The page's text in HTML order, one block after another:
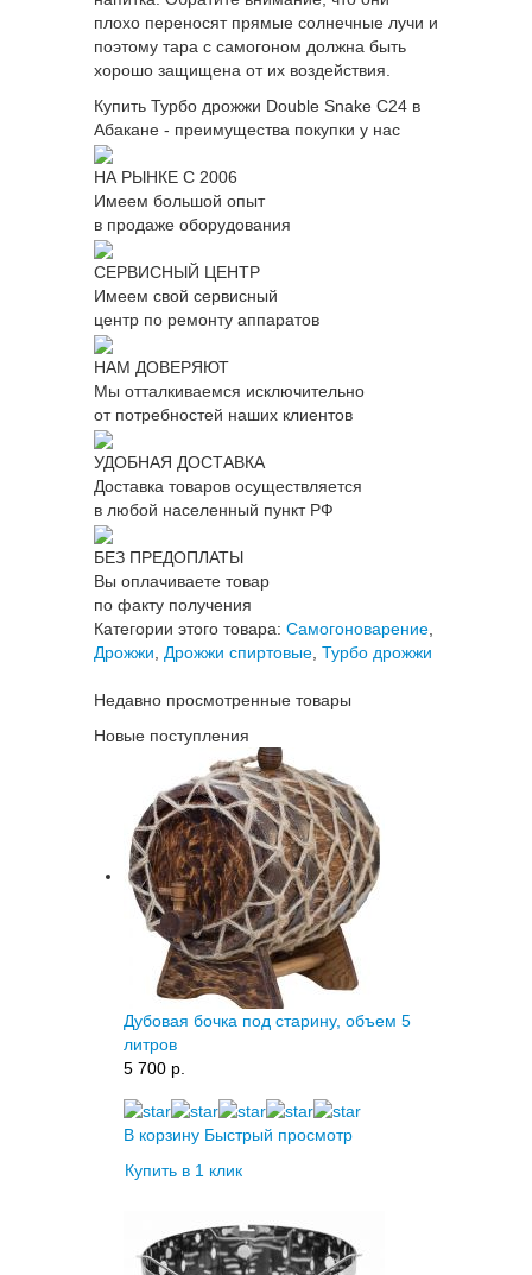
плохо переносят прямые солнечные лучи и
поэтому тара с самогоном должна быть
хорошо защищена от их воздействия.
Купить Турбо дрожжи Double Snake C24 в
Абакане - преимущества покупки у нас
НА РЫНКЕ С 2006
Имеем большой опыт
в продаже оборудования
СЕРВИСНЫЙ ЦЕНТР
Имеем свой сервисный
центр по ремонту аппаратов
НАМ ДОВЕРЯЮТ
Мы отталкиваемся исключительно
от потребностей наших клиентов
УДОБНАЯ ДОСТАВКА
Доставка товаров осуществляется
в любой населенный пункт РФ
БЕЗ ПРЕДОПЛАТЫ
Вы оплачиваете товар
по факту получения
Категории этого товара: Самогоноварение
Дрожжи
Дрожжи спиртовые Турбо дрожжи
Недавно просмотренные товары
Новые поступления
Дубовая бочка под старину, объем 5
литров
5 700 p.
В корзину Быстрый просмотр
Купить в 1 клик